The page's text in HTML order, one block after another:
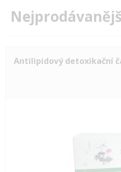
Antilipidový detoxikační